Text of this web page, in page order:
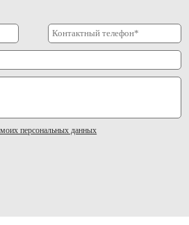
персональных данных